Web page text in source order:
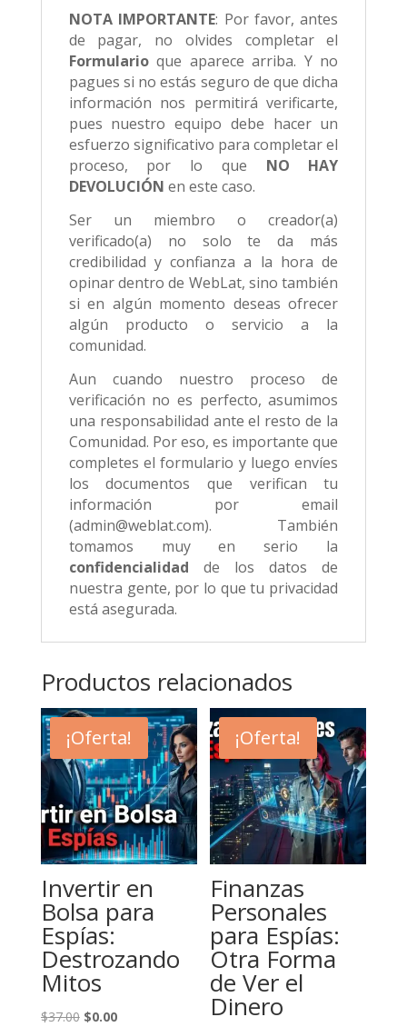
NOTA IMPORTANTE: Por favor, antes
de pagar, no olvides completar el
Formularioque aparece arriba. Y no
pagues si no estás seguro de que dicha
información nos permitirá verificarte,
pues nuestro equipo debe hacer un
esfuerzo significativo para completar el
proceso, por lo que NO HAY
DEVOLUCIÓN en este caso.
Ser un miembro o creador(a)
verificado(a) no solo te da más
credibilidad y confianza a la hora de
opinar dentro de WebLat, sino también
si en algún momento deseas ofrecer
algún producto o servicio a la
comunidad.
Aun cuando nuestro proceso de
verificación no es perfecto, asumimos
una responsabilidad ante el resto de la
Comunidad. Por eso, es importante que
completes el formulario y luego envíes
los documentos que verifican tu
información por email
(admin@weblat.com). También
tomamos muy en serio la
confidencialidad de los datos de
nuestra gente, por lo que tu privacidad
está asegurada.
Productos relacionados
¡Oferta!
Invertir en
Bolsa para
Espías:
Destrozando
Mitos
$37.00 El
$0.00El
¡Oferta!
Finanzas
Personales
para Espías:
Otra Forma
de Ver el
Dinero